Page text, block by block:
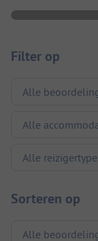
Filter op
Sorteren op